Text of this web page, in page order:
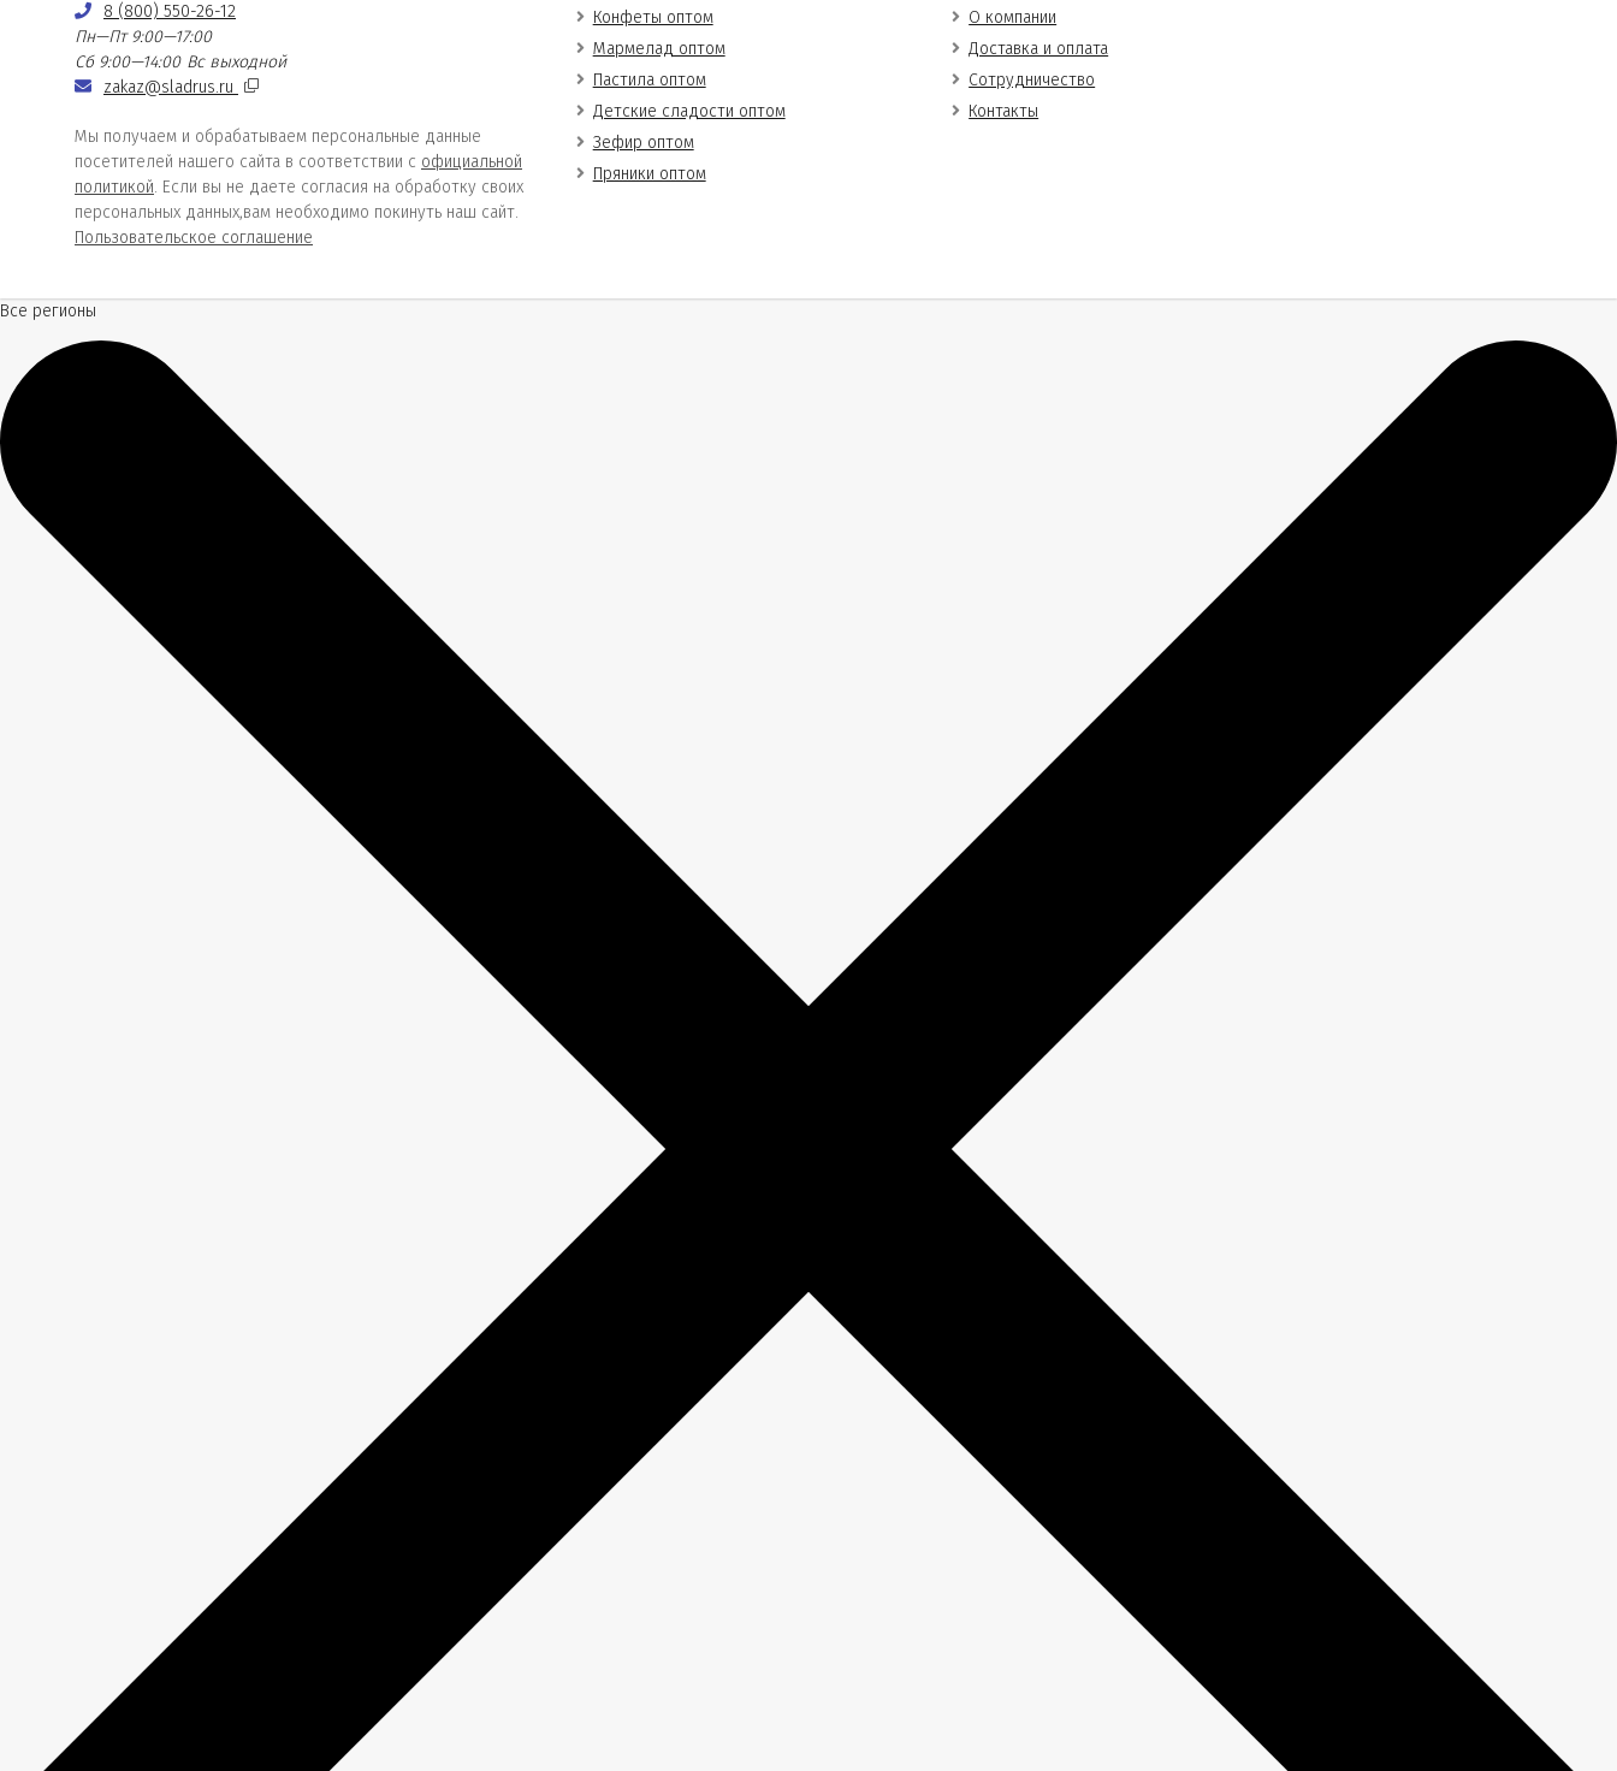
8 (800) 550-26-12
Пн—Пт 9:00—17:00
Сб 9:00—14:00 Вс выходной
zakaz@sladrus.ru
Мы получаем и обрабатываем персональные данные
посетителей нашего сайта в соответствии с официальной
политикой. Если вы не даете согласия на обработку своих
персональных данных,вам необходимо покинуть наш сайт.
Пользовательское соглашение
Конфеты оптом
Мармелад оптом
Пастила оптом
Детские сладости оптом
Зефир оптом
Пряники оптом
О компании
Доставка и оплата
Сотрудничество
Контакты
Все регионы